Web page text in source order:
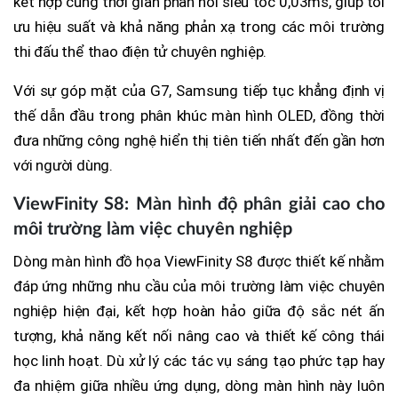
ưu hiệu suất và khả năng phản xạ trong các môi trường
thi đấu thể thao điện tử chuyên nghiệp.
Với sự góp mặt của G7, Samsung tiếp tục khẳng định vị
thế dẫn đầu trong phân khúc màn hình OLED, đồng thời
đưa những công nghệ hiển thị tiên tiến nhất đến gần hơn
với người dùng.
ViewFinity S8: Màn hình độ phân giải cao cho
môi trường làm việc chuyên nghiệp
Dòng màn hình đồ họa ViewFinity S8 được thiết kế nhằm
đáp ứng những nhu cầu của môi trường làm việc chuyên
nghiệp hiện đại, kết hợp hoàn hảo giữa độ sắc nét ấn
tượng, khả năng kết nối nâng cao và thiết kế công thái
học linh hoạt. Dù xử lý các tác vụ sáng tạo phức tạp hay
đa nhiệm giữa nhiều ứng dụng, dòng màn hình này luôn